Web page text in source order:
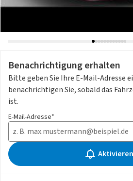
Benachrichtigung erhalten
Bitte geben Sie Ihre E-Mail-Adresse
benachrichtigen Sie, sobald das
ist.
E-Mail-Adresse*
Aktivieren